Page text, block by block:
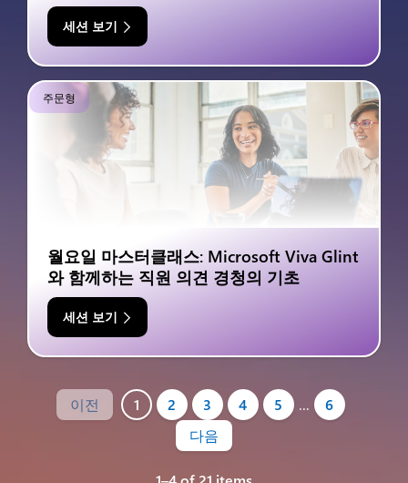
세션 보기
주문형
월요일 마스터클래스: Microsoft Viva Glint
와 함께하는 직원 의견 경청의 기초
세션 보기
이전 1 2 3 4 5 …
6
다음